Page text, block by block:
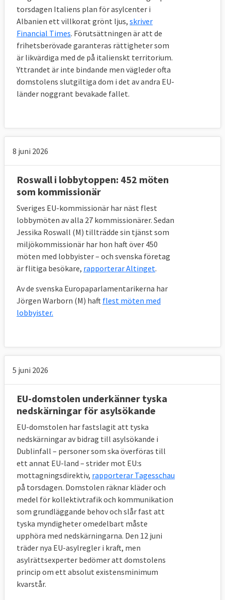
torsdagen Italiens plan för asylcenter i
Albanien ett villkorat grönt ljus, skriver
Financial Times. Förutsättningen är att de
frihetsberövade garanteras rättigheter som
är likvärdiga med de på italienskt territorium.
Yttrandet är inte bindande men vägleder ofta
domstolens slutgiltiga dom i det av andra EU-
länder noggrant bevakade fallet.
8 juni 2026
Roswall i lobbytoppen: 452 möten
som kommissionär
Sveriges EU-kommissionär har näst flest
lobbymöten av alla 27 kommissionärer. Sedan
Jessika Roswall (M) tillträdde sin tjänst som
miljökommissionär har hon haft över 450
möten med lobbyister – och svenska företag
är flitiga besökare, rapporterar Altinget.
Av de svenska Europaparlamentarikerna har
Jörgen Warborn (M) haft flest möten med
lobbyister.
5 juni 2026
EU-domstolen underkänner tyska
nedskärningar för asylsökande
EU-domstolen har fastslagit att tyska
nedskärningar av bidrag till asylsökande i
Dublinfall – personer som ska överföras till
ett annat EU-land – strider mot EU:s
mottagningsdirektiv, rapporterar Tagesschau
på torsdagen. Domstolen räknar kläder och
medel för kollektivtrafik och kommunikation
som grundläggande behov och slår fast att
tyska myndigheter omedelbart måste
upphöra med nedskärningarna. Den 12 juni
träder nya EU-asylregler i kraft, men
asylrättsexperter bedömer att domstolens
princip om ett absolut existensminimum
kvarstår.